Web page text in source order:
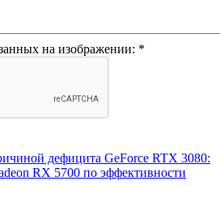
на изображении: *